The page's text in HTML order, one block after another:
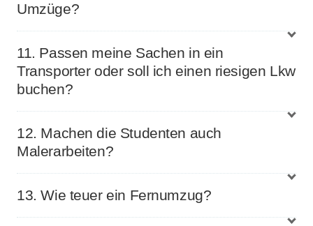
Umzüge?
11. Passen meine Sachen in ein
Transporter oder soll ich einen riesigen Lkw
buchen?
12. Machen die Studenten auch
Malerarbeiten?
13. Wie teuer ein Fernumzug?